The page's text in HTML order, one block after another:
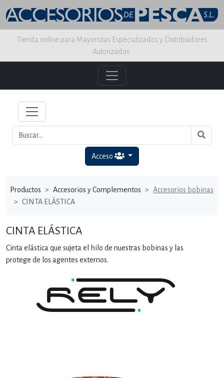
Tienda online para Mayoristas Especializados y Distribuidores
Autorizados.
Acceso
Productos Accesorios y Complementos
Accesorios bobinas
CINTA ELÁSTICA
CINTA ELÁSTICA
Cinta elástica que sujeta el hilo de nuestras bobinas y las
protege de los agentes externos.